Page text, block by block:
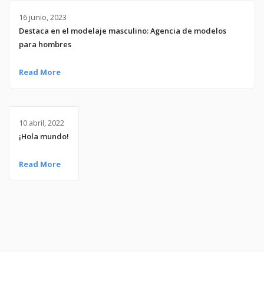
16 junio, 2023
Destaca en el modelaje masculino: Agencia de modelos
para hombres
Read More
10 abril, 2022
¡Hola mundo!
Read More